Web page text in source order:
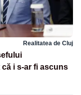
Realitatea de Cluj
i s-ar fi ascuns